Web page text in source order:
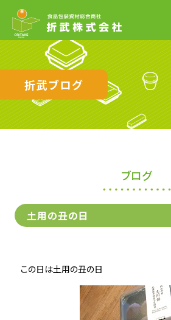
折武ブログ
ブログ
土用の丑の日
この日は土用の丑の日